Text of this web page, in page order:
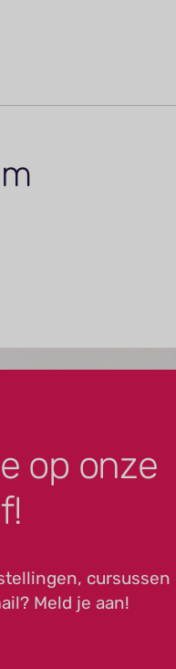
op onze
Meld je aan!